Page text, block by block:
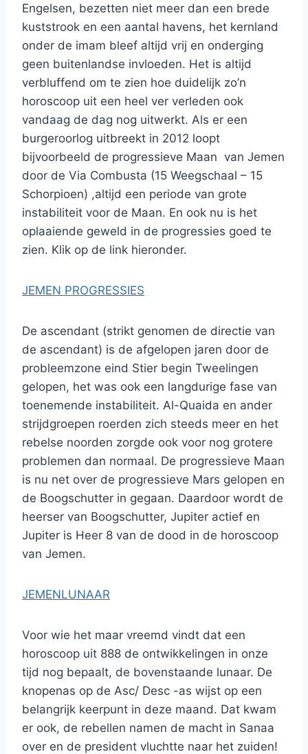
Engelsen, bezetten niet meer dan een brede
kuststrook en een aantal havens, het kernland
onder de imam bleef altijd vrij en onderging
geen buitenlandse invloeden. Het is altijd
verbluffend om te zien hoe duidelijk zo’n
horoscoop uit een heel ver verleden ook
vandaag de dag nog uitwerkt. Als er een
burgeroorlog uitbreekt in 2012 loopt
bijvoorbeeld de progressieve Maan van Jemen
door de Via Combusta (15 Weegschaal – 15
Schorpioen) ,altijd een periode van grote
instabiliteit voor de Maan. En ook nu is het
oplaaiende geweld in de progressies goed te
zien. Klik op de link hieronder.
JEMEN PROGRESSIES
De ascendant (strikt genomen de directie van
de ascendant) is de afgelopen jaren door de
probleemzone eind Stier begin Tweelingen
gelopen, het was ook een langdurige fase van
toenemende instabiliteit. Al-Quaida en ander
strijdgroepen roerden zich steeds meer en het
rebelse noorden zorgde ook voor nog grotere
problemen dan normaal. De progressieve Maan
is nu net over de progressieve Mars gelopen en
de Boogschutter in gegaan. Daardoor wordt de
heerser van Boogschutter, Jupiter actief en
Jupiter is Heer 8 van de dood in de horoscoop
van Jemen.
JEMENLUNAAR
Voor wie het maar vreemd vindt dat een
horoscoop uit 888 de ontwikkelingen in onze
tijd nog bepaalt, de bovenstaande lunaar. De
knopenas op de Asc/ Desc -as wijst op een
belangrijk keerpunt in deze maand. Dat kwam
er ook, de rebellen namen de macht in Sanaa
over en de president vluchtte naar het zuiden!